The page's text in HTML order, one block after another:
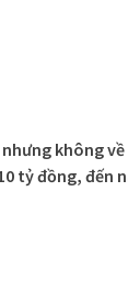
không
tỷ đồng, đến